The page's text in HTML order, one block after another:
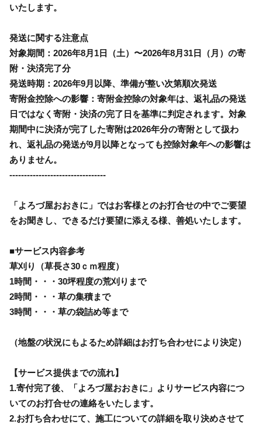
いたします。
発送に関する注意点
対象期間：2026年8月1日（土）〜2026年8月31日（月）の寄
附・決済完了分
発送時期：2026年9月以降、準備が整い次第順次発送
寄附金控除への影響：寄附金控除の対象年は、返礼品の発送
日ではなく寄附・決済の完了日を基準に判定されます。対象
期間中に決済が完了した寄附は2026年分の寄附として扱わ
れ、返礼品の発送が9月以降となっても控除対象年への影響は
ありません。
---------------------------------
「よろづ屋おおきに」ではお客様とのお打合せの中でご要望
をお聞きし、できるだけ要望に添える様、善処いたします。
■サービス内容参考
草刈り（草長さ30ｃｍ程度）
1時間・・・30坪程度の荒刈りまで
2時間・・・草の集積まで
3時間・・・草の袋詰め等まで
（地盤の状況にもよるため詳細はお打ち合わせにより決定）
【サービス提供までの流れ】
1.寄付完了後、「よろづ屋おおきに」よりサービス内容につ
いてのお打合せの連絡をいたします。
2.お打ち合わせにて、施工についての詳細を取り決めさせて